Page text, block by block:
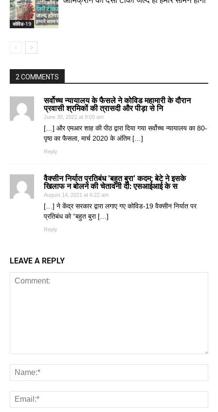
कोविड-19
2 COMMENTS
सर्वोच्च न्यायालय के फैसले ने कोविड महामारी के दौरान
प्रवासी श्रमिकों की त्रासदी और पीड़ा से नि
June 30, 2021 at 9:09 am
[…] और एमआर शाह की पीठ द्वारा दिया गया सर्वोच्च न्यायालय का 80-
पृष्ठ का फैसला, मार्च 2020 के अंतिम […]
Reply
वैक्सीन निर्यात प्रतिबंध 'बहुत बुरा' कदम; बेटे ने इसके
खिलाफ न बोलने की चेतावनी दी: एसआईआई के स
August 14, 2021 at 6:22 am
[…] ने केंद्र सरकार द्वारा लगाए गए कोविड-19 वैक्सीन निर्यात पर
प्रतिबंध को “बहुत बुरा […]
Reply
LEAVE A REPLY